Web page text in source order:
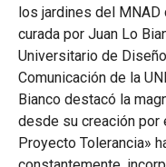
los jardines del MNAD
curada por Juan Lo
Universitario de
Comunicación de la
Bianco destacó la
desde su creación por
Proyecto Tolerancia»